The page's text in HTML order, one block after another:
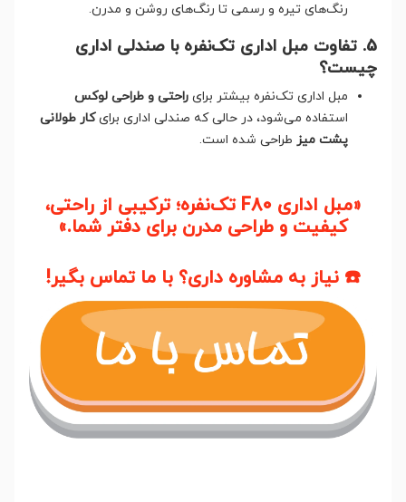
رنگ‌های تیره و رسمی تا رنگ‌های روشن و مدرن.
5. تفاوت مبل اداری تک‌نفره با صندلی اداری
چیست؟
مبل اداری تک‌نفره بیشتر برای راحتی و طراحی لوکس
استفاده می‌شود، در حالی که صندلی اداری برایکار طولانی
پشت میز طراحی شده است.
«مبل اداری F80 تک‌نفره؛ ترکیبی از راحتی،
کیفیت و طراحی مدرن برای دفتر شما.»
☎️ نیاز به مشاوره داری؟ با ما تماس بگیر!